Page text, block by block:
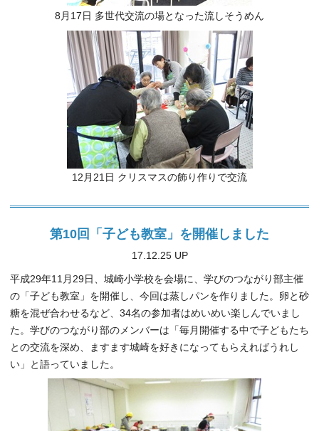
8月17日 多世代交流の場となった流しそうめん
12月21日 クリスマスの飾り作りで交流
第10回「子ども教室」を開催しました
17.12.25 UP
平成29年11 月 29日、城崎小学校を会場に、学びのつながり部主催
の「子ども教室」を開催し、今回は蒸しパンを作りました。卵と砂
糖を混ぜ合わせるなど、 34名の参加者はめいめい楽しんでいまし
た。学びのつながり部のメンバーは「毎月開催する中で子どもたち
との交流を深め、ますます城崎を好きになってもらえればうれし
い」と語っていました。